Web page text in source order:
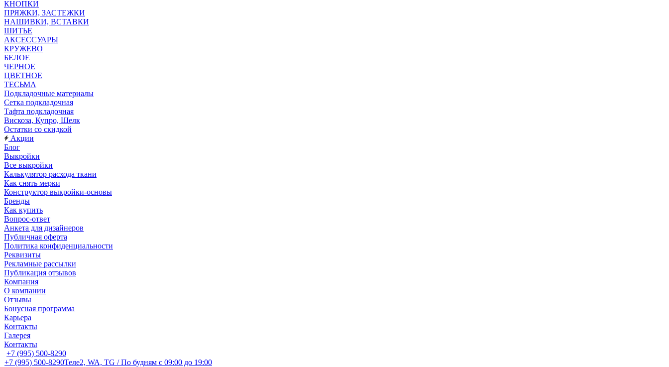
КНОПКИ
ПРЯЖКИ, ЗАСТЕЖКИ
НАШИВКИ, ВСТАВКИ
ШИТЬЕ
АКСЕССУАРЫ
КРУЖЕВО
БЕЛОЕ
ЧЕРНОЕ
ЦВЕТНОЕ
ТЕСЬМА
Подкладочные материалы
Сетка подкладочная
Тафта подкладочная
Вискоза, Купро, Шелк
Остатки со скидкой
Акции
Блог
Выкройки
Все выкройки
Калькулятор расхода ткани
Как снять мерки
Конструктор выкройки-основы
Бренды
Как купить
Вопрос-ответ
Анкета для дизайнеров
Публичная оферта
Политика конфиденциальности
Реквизиты
Рекламные рассылки
Публикация отзывов
Компания
О компании
Отзывы
Бонусная программа
Карьера
Контакты
Галерея
Контакты
+7 (995) 500-8290
+7 (995) 500-8290Теле2, WA, TG / По будням c 09:00 до 19:00